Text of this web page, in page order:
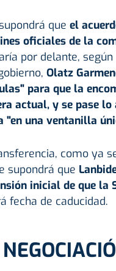
que el
oficiales de la
por delante,
Olatz
para que la
actual, y se pase
"en una ventanilla
como ya
supondrá que
inicial de que la
fecha de caducidad.